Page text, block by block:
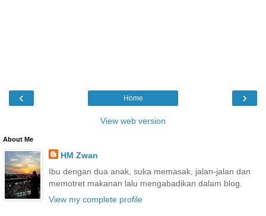
‹ ›
Home
View web version
About Me
HM Zwan
Ibu dengan dua anak, suka memasak, jalan-jalan dan
memotret makanan lalu mengabadikan dalam blog.
View my complete profile